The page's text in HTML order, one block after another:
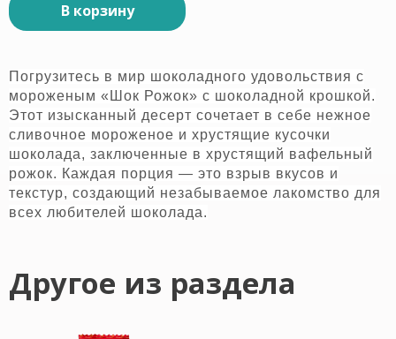
В корзину
Погрузитесь в мир шоколадного удовольствия с
мороженым «Шок Рожок» с шоколадной крошкой.
Этот изысканный десерт сочетает в себе нежное
сливочное мороженое и хрустящие кусочки
шоколада, заключенные в хрустящий вафельный
рожок. Каждая порция — это взрыв вкусов и
текстур, создающий незабываемое лакомство для
всех любителей шоколада.
Другое из раздела